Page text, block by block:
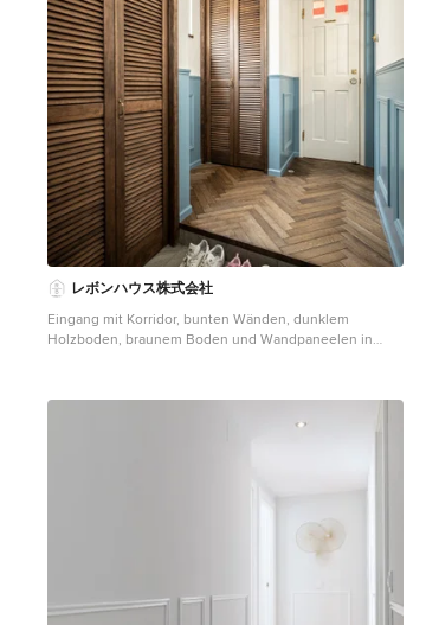
レボンハウス株式会社
Eingang mit Korridor, bunten Wänden, dunklem
Holzboden, braunem Boden und Wandpaneelen in